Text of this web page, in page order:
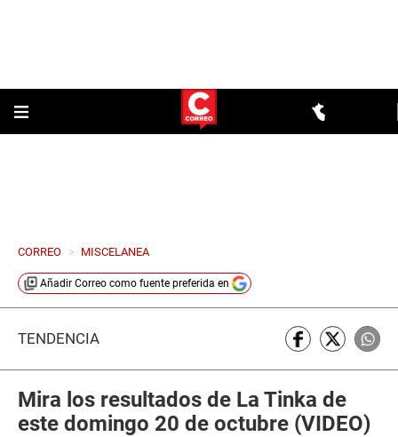
CORREO > MISCELANEA
Añadir Correo como fuente preferida en
TENDENCIA
Mira los resultados de La Tinka de
este domingo 20 de octubre (VIDEO)